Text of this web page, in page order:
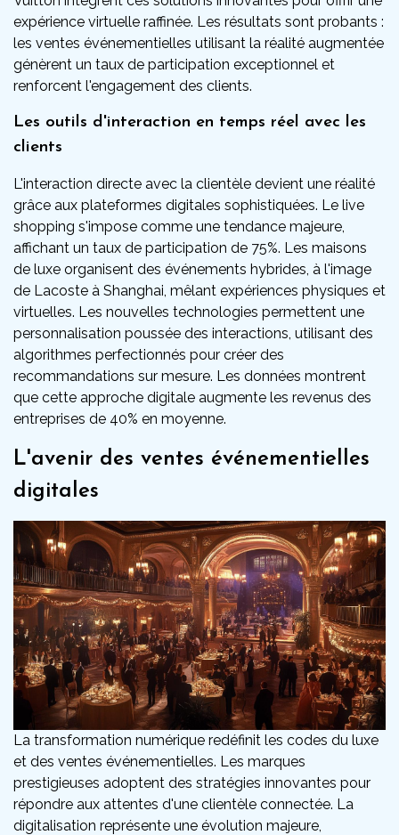
expérience virtuelle raffinée. Les résultats sont probants :
les ventes événementielles utilisant la réalité augmentée
génèrent un taux de participation exceptionnel et
renforcent l'engagement des clients.
Les outils d'interaction en temps réel avec les
clients
L'interaction directe avec la clientèle devient une réalité
grâce aux plateformes digitales sophistiquées. Le live
shopping s'impose comme une tendance majeure,
affichant un taux de participation de 75%. Les maisons
de luxe organisent des événements hybrides, à l'image
de Lacoste à Shanghai, mêlant expériences physiques et
virtuelles. Les nouvelles technologies permettent une
personnalisation poussée des interactions, utilisant des
algorithmes perfectionnés pour créer des
recommandations sur mesure. Les données montrent
que cette approche digitale augmente les revenus des
entreprises de 40% en moyenne.
L'avenir des ventes événementielles
digitales
La transformation numérique redéfinit les codes du luxe
et des ventes événementielles. Les marques
prestigieuses adoptent des stratégies innovantes pour
répondre aux attentes d'une clientèle connectée. La
digitalisation représente une évolution majeure,